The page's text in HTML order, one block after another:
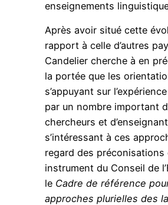
enseignements
Après avoir situé cette
rapport à celle d’autres
Candelier cherche à en
la portée que les
s’appuyant sur
par un nombre important
chercheurs et
s’intéressant à ces
regard des préconisations
instrument du Conseil de
le Cadre de référence
approches plurielles des